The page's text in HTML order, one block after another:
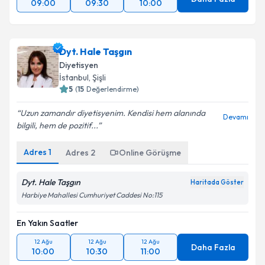
09:00 09:30 10:00
Dyt. Hale Taşgın
Diyetisyen
İstanbul, Şişli
5 (15 Değerlendirme)
Uzun zamandır diyetisyenim. Kendisi hem alanında
bilgili, hem de pozitif...
Devamı
Adres 1 Adres 2 Online Görüşme
Dyt. Hale Taşgın Haritada Göster
Harbiye Mahallesi Cumhuriyet Caddesi No:115
En Yakın Saatler
12 Ağu
10:00
12 Ağu
10:30
12 Ağu
11:00 Daha Fazla